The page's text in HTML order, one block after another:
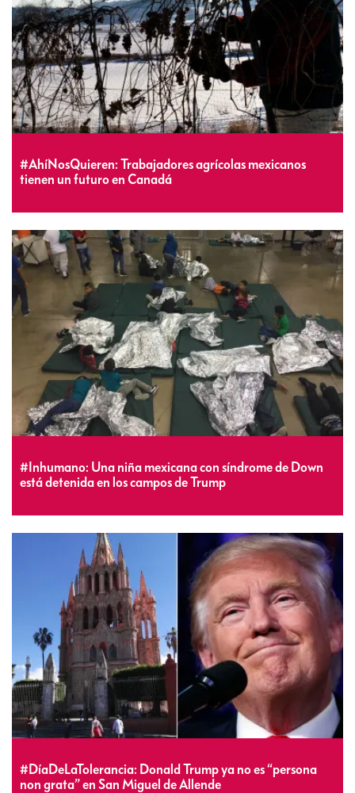
#AhíNosQuieren: Trabajadores agrícolas mexicanos
tienen un futuro en Canadá
#Inhumano: Una niña mexicana con síndrome de Down
está detenida en los campos de Trump
#DíaDeLaTolerancia: Donald Trump ya no es “persona
non grata” en San Miguel de Allende